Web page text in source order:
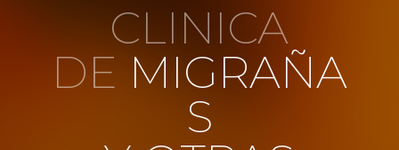
CLINICA
DE MIGRAÑA
S